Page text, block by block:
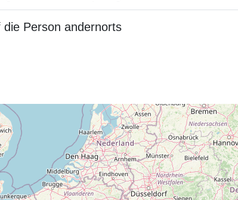
Person andernorts